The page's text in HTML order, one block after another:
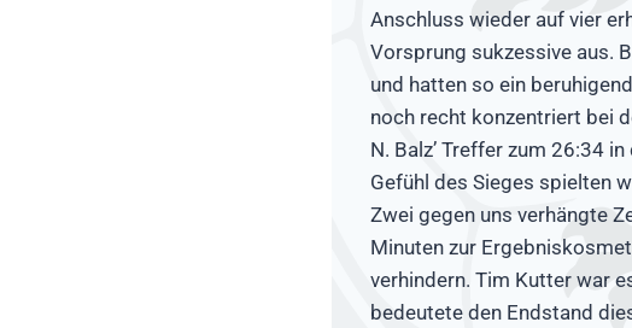
Anschluss wieder auf vier
Vorsprung sukzessive aus.
und hatten so ein
noch recht konzentriert bei
N. Balz’ Treffer zum 26:34
Gefühl des Sieges spielten
Zwei gegen uns verhängte
Minuten zur
verhindern. Tim Kutter war
bedeutete den Endstand